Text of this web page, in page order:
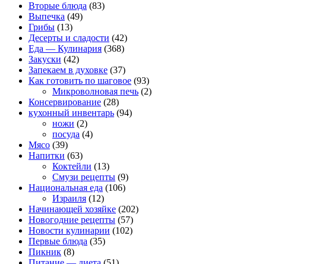
Вторые блюда (83)
Выпечка (49)
Грибы (13)
Десерты и сладости (42)
Еда — Кулинария (368)
Закуски (42)
Запекаем в духовке (37)
Как готовить по шаговое (93)
Микроволновая печь (2)
Консервирование (28)
кухонный инвентарь (94)
ножи (2)
посуда (4)
Мясо (39)
Напитки (63)
Коктейли (13)
Смузи рецепты (9)
Национальная еда (106)
Израиля (12)
Начинающей хозяйке (202)
Новогодние рецепты (57)
Новости кулинарии (102)
Первые блюда (35)
Пикник (8)